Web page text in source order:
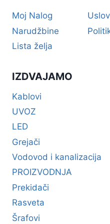
Moj Nalog
Narudžbine
Lista želja
IZDVAJAMO
Kablovi
UVOZ
LED
Grejači
Vodovod i kanalizacija
PROIZVODNJA
Prekidači
Rasveta
Šrafovi